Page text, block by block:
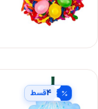
۴قسط